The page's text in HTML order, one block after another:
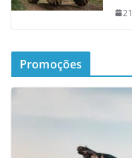
Promoções